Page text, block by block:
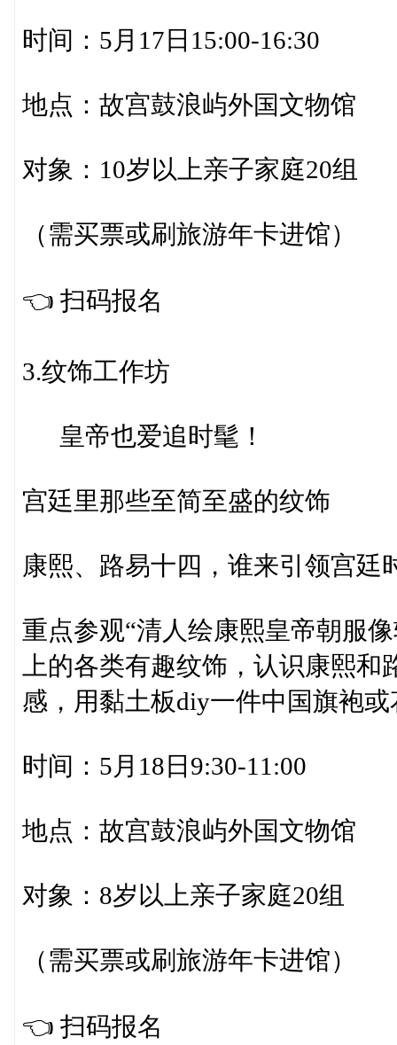
时间：5月17日15:00-16:30
地点：故宫鼓浪屿外国文物馆
对象：10岁以上亲子家庭20组
（需买票或刷旅游年卡进馆）
👈️ 扫码报名
3.纹饰工作坊
皇帝也爱追时髦！
宫廷里那些至简至盛的纹饰
康熙、路易十四，谁来引领宫廷
重点参观“清人绘康熙皇帝朝服
上的各类有趣纹饰，认识康熙
感，用黏土板diy一件中国旗袍或
时间：5月18日9:30-11:00
地点：故宫鼓浪屿外国文物馆
对象：8岁以上亲子家庭20组
（需买票或刷旅游年卡进馆）
👈️ 扫码报名